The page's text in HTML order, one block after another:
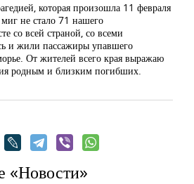
которая произошла 11 февраля
не стало 71 нашего
со всей страной, со всеми
и жили пассажиры упавшего
От жителей всего края выражаю
родным и близким погибших.
«Новости»